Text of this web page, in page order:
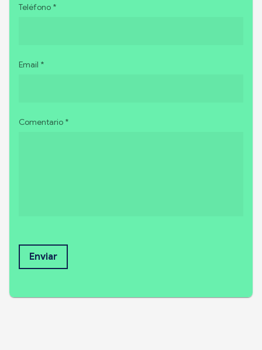
Teléfono *
Email *
Comentario *
Enviar